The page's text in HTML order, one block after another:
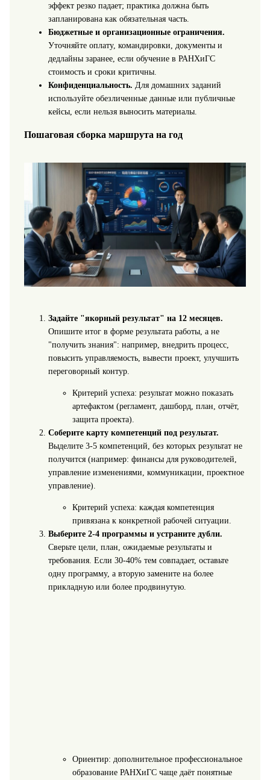
эффект резко падает; практика должна быть
запланирована как обязательная часть.
Бюджетные и организационные ограничения.
Уточняйте оплату, командировки, документы и
дедлайны заранее, если обучение в РАНХиГС
стоимость и сроки критичны.
Конфиденциальность. Для домашних заданий
используйте обезличенные данные или публичные
кейсы, если нельзя выносить материалы.
Пошаговая сборка маршрута на год
Задайте "якорный результат" на 12 месяцев.
Опишите итог в форме результата работы, а не
"получить знания": например, внедрить процесс,
повысить управляемость, вывести проект, улучшить
переговорный контур.
Критерий успеха: результат можно показать
артефактом (регламент, дашборд, план, отчёт,
защита проекта).
Соберите карту компетенций под результат.
Выделите 3-5 компетенций, без которых результат не
получится (например: финансы для руководителей,
управление изменениями, коммуникации, проектное
управление).
Критерий успеха: каждая компетенция
привязана к конкретной рабочей ситуации.
Выберите 2-4 программы и устраните дубли.
Сверьте цели, план, ожидаемые результаты и
требования. Если 30-40% тем совпадает, оставьте
одну программу, а вторую замените на более
прикладную или более продвинутую.
Ориентир: дополнительное профессиональное
образование РАНХиГС чаще даёт понятные